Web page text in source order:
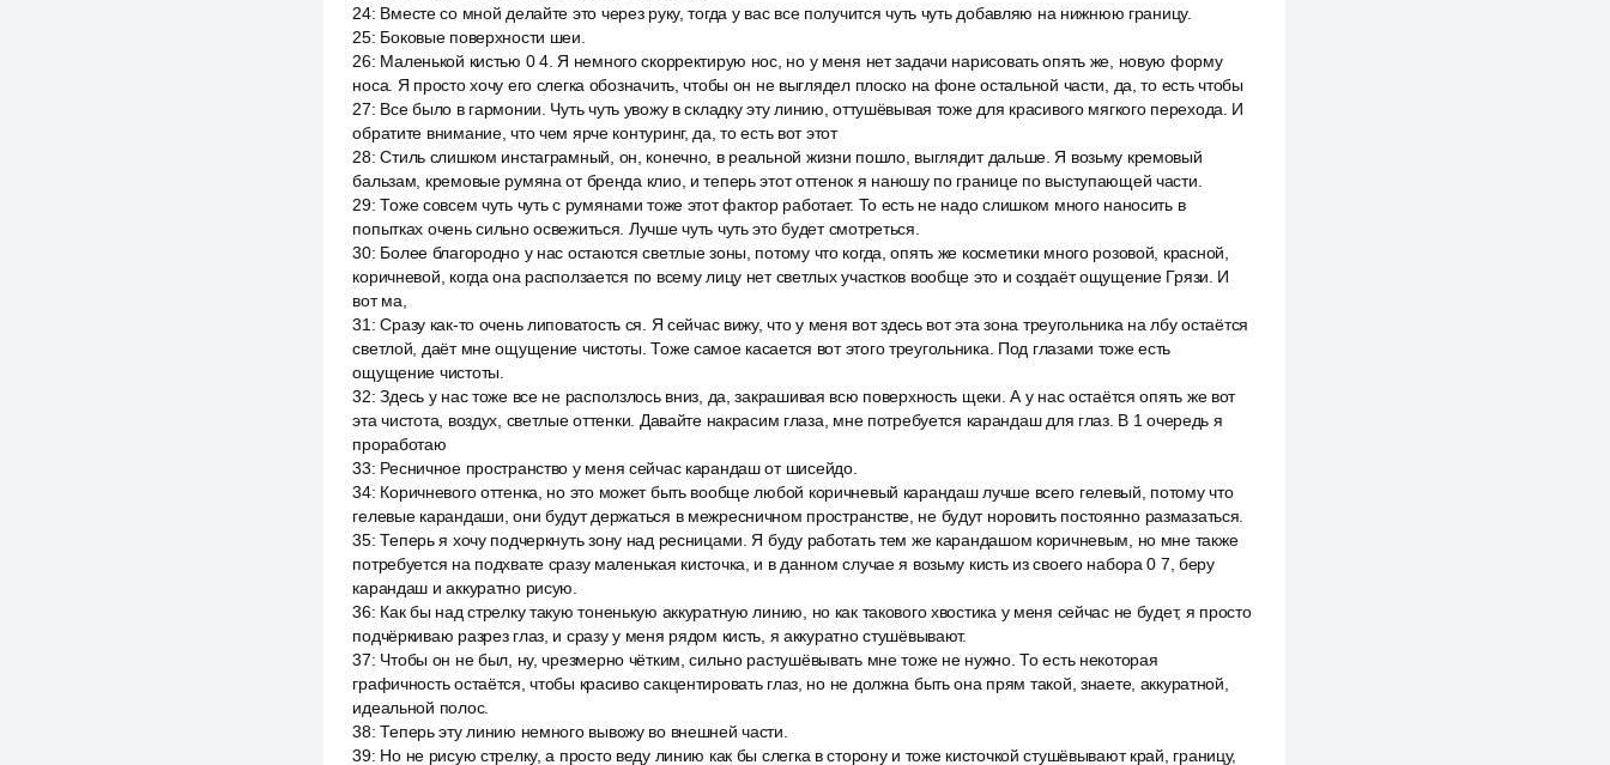
24: Вместе со мной делайте это через руку, тогда у вас все получится чуть чуть добавляю на нижнюю границу.
25: Боковые поверхности шеи.
26: Маленькой кистью 0 4. Я немного скорректирую нос, но у меня нет задачи нарисовать опять же, новую форму
носа. Я просто хочу его слегка обозначить, чтобы он не выглядел плоско на фоне остальной части, да, то есть чтобы
27: Все было в гармонии. Чуть чуть увожу в складку эту линию, оттушёвывая тоже для красивого мягкого перехода. И
обратите внимание, что чем ярче контуринг, да, то есть вот этот
28:Стиль слишком инстаграмный, он, конечно, в реальной жизни пошло, выглядит дальше. Я возьму кремовый
бальзам, кремовые румяна от бренда клио, и теперь этот оттенок я наношу по границе по выступающей части.
29:Тоже совсем чуть чуть с румянами тоже этот фактор работает. То есть не надо слишком много наносить в
попытках очень сильно освежиться. Лучше чуть чуть это будет смотреться.
30: Более благородно у нас остаются светлые зоны, потому что когда, опять же косметики много розовой, красной,
коричневой, когда она расползается по всему лицу нет светлых участков вообще это и создаёт ощущение Грязи. И
вот ма,
31 :Сразу как-то очень липоватость ся. Я сейчас вижу, что у меня вот здесь вот эта зона треугольника на лбу остаётся
светлой, даёт мне ощущение чистоты. Тоже самое касается вот этого треугольника. Под глазами тоже есть
ощущение чистоты.
32:Здесь у нас тоже все не расползлось вниз, да, закрашивая всю поверхность щеки. А у нас остаётся опять же вот
эта чистота, воздух, светлые оттенки. Давайте накрасим глаза, мне потребуется карандаш для глаз. В 1 очередь я
проработаю
33: Ресничное пространство у меня сейчас карандаш от шисейдо.
34: Коричневого оттенка, но это может быть вообще любой коричневый карандаш лучше всего гелевый, потому что
гелевые карандаши, они будут держаться в межресничном пространстве, не будут норовить постоянно размазаться.
35:Теперь я хочу подчеркнуть зону над ресницами. Я буду работать тем же карандашом коричневым, но мне также
потребуется на подхвате сразу маленькая кисточка, и в данном случае я возьму кисть из своего набора 0 7, беру
карандаш и аккуратно рисую.
36: Как бы над стрелку такую тоненькую аккуратную линию, но как такового хвостика у меня сейчас не будет, я просто
подчёркиваю разрез глаз, и сразу у меня рядом кисть, я аккуратно стушёвывают.
37: Чтобы он не был, ну, чрезмерно чётким, сильно растушёвывать мне тоже не нужно. То есть некоторая
графичность остаётся, чтобы красиво сакцентировать глаз, но не должна быть она прям такой, знаете, аккуратной,
идеальной полос.
38:Теперь эту линию немного вывожу во внешней части.
39: Но не рисую стрелку, а просто веду линию как бы слегка в сторону и тоже кисточкой стушёвывают край, границу,